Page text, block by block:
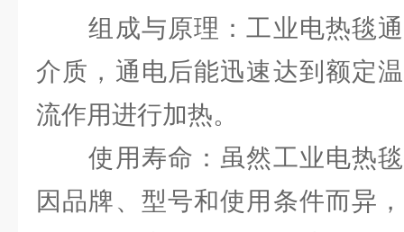
组成与原理：工业电热毯通
介质，通电后能迅速达到额定
流作用进行加热。
使用寿命：虽然工业电热毯
因品牌、型号和使用条件而异